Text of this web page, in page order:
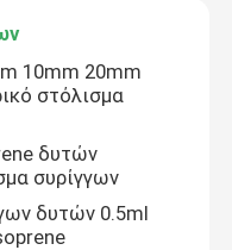
10mm 20mm
στόλισμα
δυτών
συρίγγων
δυτών 0.5ml